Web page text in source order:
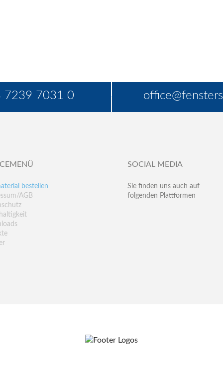
7239 7031 0
bestellen
AGB
SOCIAL MEDIA
Sie finden uns auch auf
folgenden Plattformen